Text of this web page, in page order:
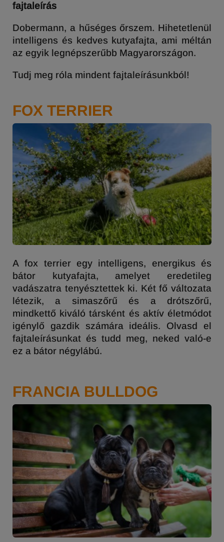
fajtaleírás
Dobermann, a hűséges őrszem. Hihetetlenül
intelligens és kedves kutyafajta, ami méltán
az egyik legnépszerűbb Magyarországon.
Tudj meg róla mindent fajtaleírásunkból!
FOX TERRIER
Afox terrier egy intelligens, energikus és
bátor kutyafajta, amelyet eredetileg
vadászatra tenyésztettek ki. Két fő változata
létezik, a simaszőrű és a drótszőrű,
mindkettő kiváló társként és aktív életmódot
igénylő gazdik számára ideális. Olvasd el
fajtaleírásunkat és tudd meg, neked való-e
ez a bátor négylábú.
FRANCIA BULLDOG